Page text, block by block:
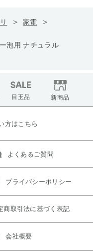
家電
泡用 ナチュラル
目玉品 新商品
方はこちら
よくあるご質問
プライバシーポリシー
商取引法に基づく表記
会社概要